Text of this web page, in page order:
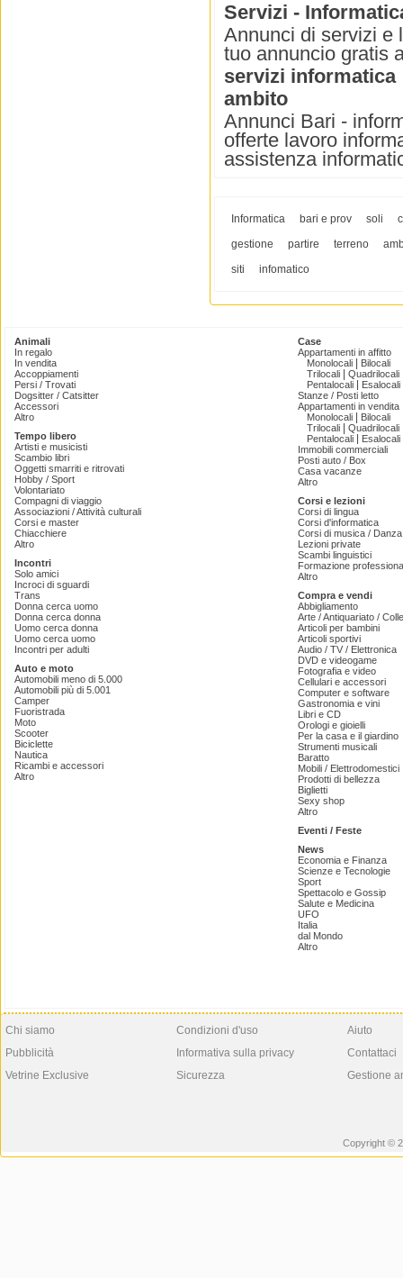
Servizi -
Annunci di servizi e
tuo annuncio gratis
servizi informatica
ambito
Annunci Bari -
offerte lavoro
assistenza
Informatica bari e prov soli
gestione
partire terreno
siti
infomatico
Animali
In regalo
In vendita
Accoppiamenti
Persi / Trovati
Dogsitter / Catsitter
Accessori
Altro
Tempo libero
Artisti e musicisti
Scambio libri
Oggetti smarriti e ritrovati
Hobby / Sport
Volontariato
Compagni di viaggio
Associazioni / Attività culturali
Corsi e master
Chiacchiere
Altro
Incontri
Solo amici
Incroci di sguardi
Trans
Donna cerca uomo
Donna cerca donna
Uomo cerca donna
Uomo cerca uomo
Incontri per adulti
Auto e moto
Automobili meno di 5.000
Automobili più di 5.001
Camper
Fuoristrada
Moto
Scooter
Biciclette
Nautica
Ricambi e accessori
Altro
Case
Appartamenti in affitto
Monolocali
Bilocali
Trilocali
Quadrilocali
Pentalocali
Esalocali
Stanze / Posti letto
Appartamenti in vendita
Monolocali
Bilocali
Trilocali
Quadrilocali
Pentalocali
Esalocali
Immobili commerciali
Posti auto / Box
Casa vacanze
Altro
Corsi e lezioni
Corsi di lingua
Corsi d'informatica
Corsi di musica /
Lezioni private
Scambi linguistici
Formazione
Altro
Compra e vendi
Abbigliamento
Arte / Antiquariato /
Articoli per bambini
Articoli sportivi
Audio / TV / Elettronica
DVD e videogame
Fotografia e video
Cellulari e accessori
Computer e software
Gastronomia e vini
Libri e CD
Orologi e gioielli
Per la casa e il giardino
Strumenti musicali
Baratto
Mobili / Elettrodomestici
Prodotti di bellezza
Biglietti
Sexy shop
Altro
Eventi / Feste
News
Economia e Finanza
Scienze e Tecnologie
Sport
Spettacolo e Gossip
Salute e Medicina
UFO
Italia
dal Mondo
Altro
Chi siamo
Pubblicità
Vetrine Exclusive
Condizioni d'uso
Informativa sulla privacy
Sicurezza
Aiuto
Contattaci
Gestione
Copyright ©